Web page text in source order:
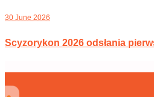
30 June 2026
Scyzorykon 2026 odsłania